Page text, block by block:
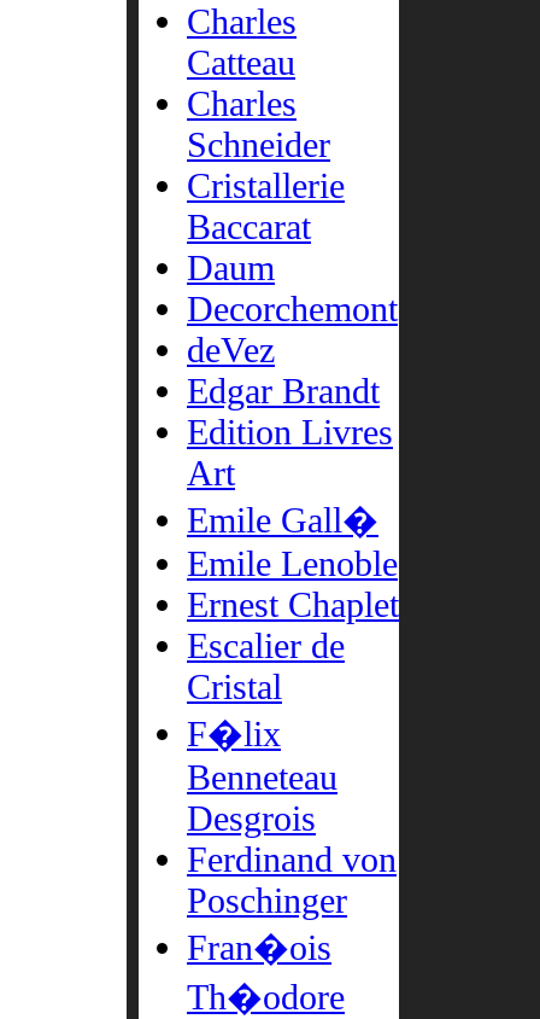
Charles
Catteau
Charles
Schneider
Cristallerie
Baccarat
Daum
Decorchemont
deVez
Edgar Brandt
Edition Livres
Art
Emile Gall�
Emile Lenoble
Ernest Chaplet
Escalier de
Cristal
F�lix
Benneteau
Desgrois
Ferdinand von
Poschinger
Fran�ois
Th�odore